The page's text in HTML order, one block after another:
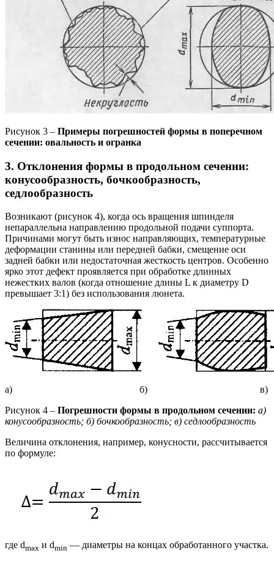
Рисунок 3 – Примеры погрешностей формы в поперечном
сечении: овальность и огранка
3. Отклонения формы в продольном сечении:
конусообразность, бочкообразность,
седлообразность
Возникают (рисунок 4), когда ось вращения шпинделя
непараллельна направлению продольной подачи суппорта.
Причинами могут быть износ направляющих, температурные
деформации станины или передней бабки, смещение оси
задней бабки или недостаточная жесткость центров. Особенно
ярко этот дефект проявляется при обработке длинных
нежестких валов (когда отношение длины L к диаметру D
превышает 3:1) без использования люнета.
а) б) в)
Рисунок 4 – Погрешности формы в продольном сечении: а)
конусообразность; б) бочкообразность; в) седлообразность
Величина отклонения, например, конусности, рассчитывается
по формуле:
где dmax и dmin — диаметры на концах обработанного участка.